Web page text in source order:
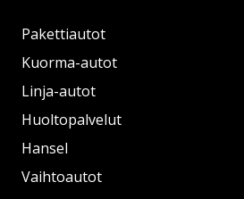
Pakettiautot
Kuorma-autot
Linja-autot
Huoltopalvelut
Hansel
Vaihtoautot